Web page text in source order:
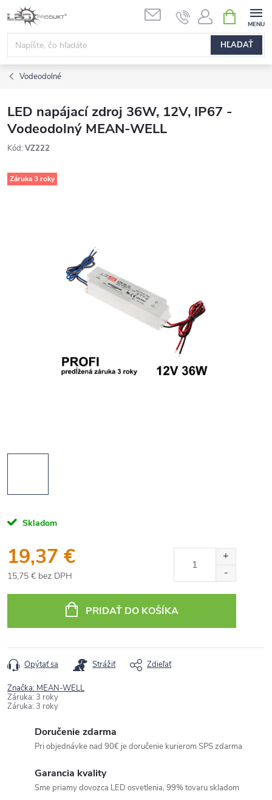
Prejsť
na
obsah
HĽADAŤ
KOŠÍK
Vodeodolné
LED napájací zdroj 36W, 12V, IP67 -
Vodeodolný MEAN-WELL
Kód: VZ222
Záruka 3 roky
Skladom
19,37 €
15,75 € bez DPH
cena:
PRIDAŤ DO KOŠÍKA
Opýtať sa Strážiť Zdieľať
Značka: MEAN-WELL
Záruka: 3 roky
Záruka: 3 roky
Doručenie zdarma
Pri objednávke nad 90€ je doručenie kurierom SPS zdarma
Garancia kvality
Sme priamy dovozca LED osvetlenia, 99% tovaru skladom